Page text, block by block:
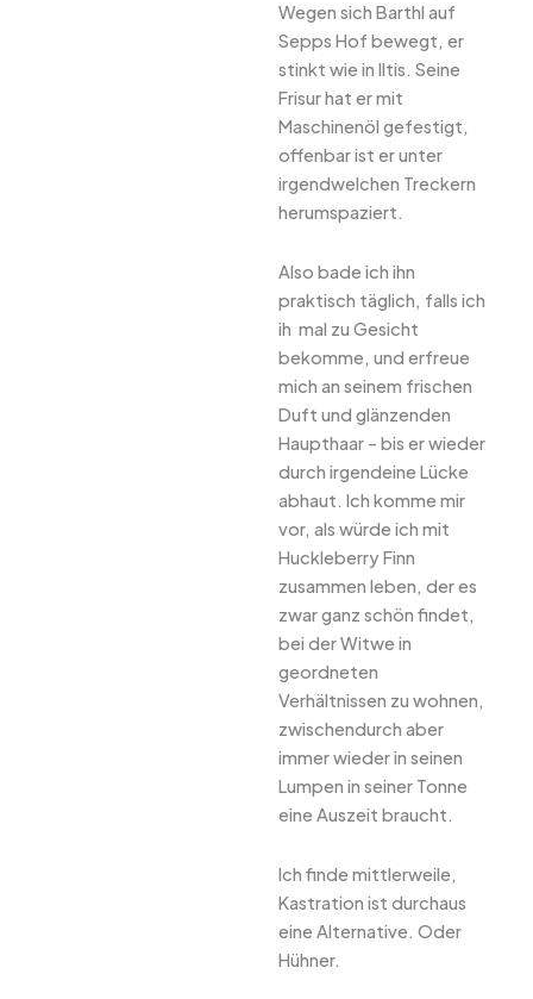
Wegen sich Barthl auf
Sepps Hof bewegt, er
stinkt wie in Iltis. Seine
Frisur hat er mit
Maschinenöl gefestigt,
offenbar ist er unter
irgendwelchen Treckern
herumspaziert.
Also bade ich ihn
praktisch täglich, falls ich
ih mal zu Gesicht
bekomme, und erfreue
mich an seinem frischen
Duft und glänzenden
Haupthaar – bis er wieder
durch irgendeine Lücke
abhaut. Ich komme mir
vor, als würde ich mit
Huckleberry Finn
zusammen leben, der es
zwar ganz schön findet,
bei der Witwe in
geordneten
Verhältnissen zu wohnen,
zwischendurch aber
immer wieder in seinen
Lumpen in seiner Tonne
eine Auszeit braucht.
Ich finde mittlerweile,
Kastration ist durchaus
eine Alternative. Oder
Hühner.